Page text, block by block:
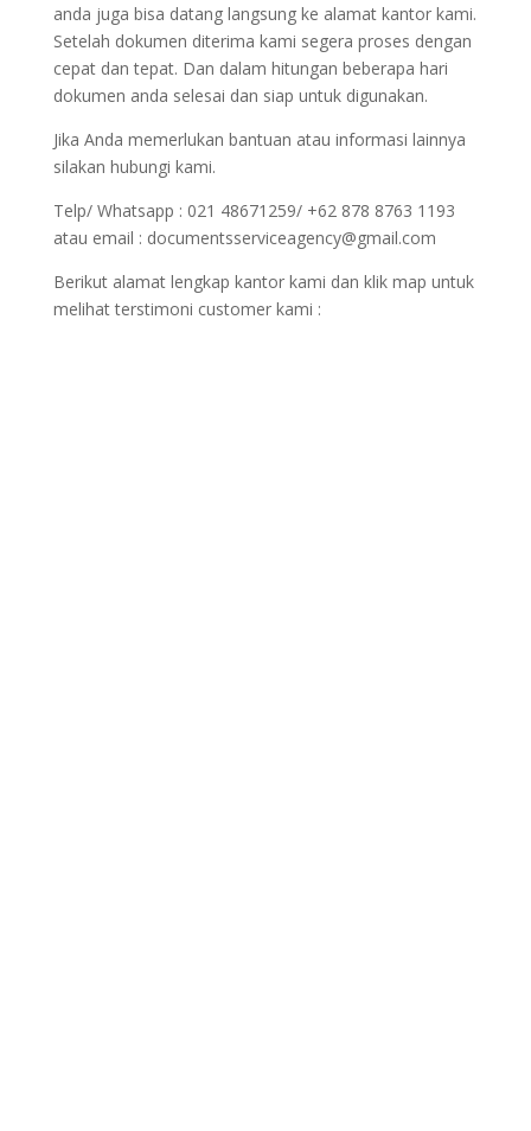
anda juga bisa datang langsung ke alamat kantor kami.
Setelah dokumen diterima kami segera proses dengan
cepat dan tepat. Dan dalam hitungan beberapa hari
dokumen anda selesai dan siap untuk digunakan.
Jika Anda memerlukan bantuan atau informasi lainnya
silakan hubungi kami.
Telp/ Whatsapp : 021 48671259/ +62 878 8763 1193
atau email : documentsserviceagency@gmail.com
Berikut alamat lengkap kantor kami dan klik map untuk
melihat terstimoni customer kami :